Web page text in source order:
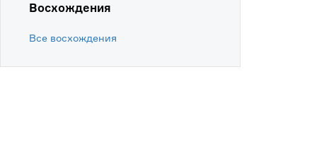
Восхождения
Все восхождения